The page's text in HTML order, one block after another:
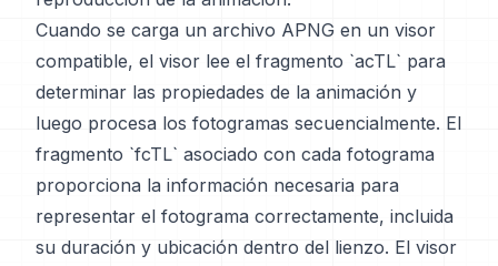
Cuando se carga un archivo APNG en un visor
compatible, el visor lee el fragmento `acTL` para
determinar las propiedades de la animación y
luego procesa los fotogramas secuencialmente. El
fragmento `fcTL` asociado con cada fotograma
proporciona la información necesaria para
representar el fotograma correctamente, incluida
su duración y ubicación dentro del lienzo. El visor